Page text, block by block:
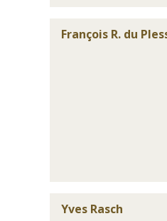
François R. du
Yves Rasch